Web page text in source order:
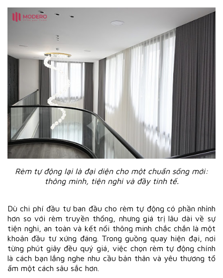
Rèm tự động lại là đại diện cho một chuẩn sống mới:
thông minh, tiện nghi và đầy tinh tế.
Dù chi phí đầu tư ban đầu cho rèm tự động có phần nhỉnh
hơn so với rèm truyền thống, nhưng giá trị lâu dài về sự
tiện nghi, an toàn và kết nối thông minh chắc chắn là một
khoản đầu tư xứng đáng. Trong guồng quay hiện đại, nơi
từng phút giây đều quý giá, việc chọn rèm tự động chính
là cách bạn lắng nghe nhu cầu bản thân và yêu thương tổ
ấm một cách sâu sắc hơn.